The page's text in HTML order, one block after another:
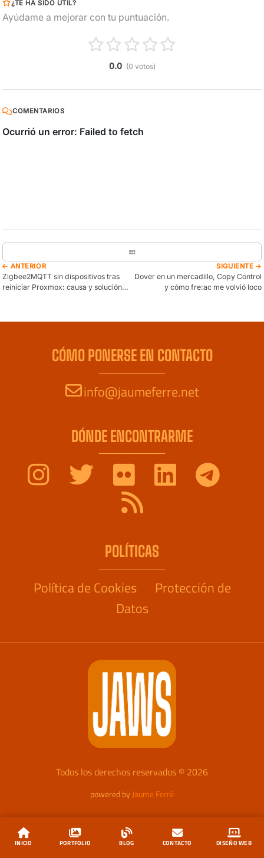
INICIO PORTFOLIO BLOG CONTACTO DISEÑO WEB
¿TE HA SIDO ÚTIL?
Ayúdame a mejorar con tu puntuación.
0.0 (0 votos)
COMENTARIOS
ANTERIOR
Zigbee2MQTT sin dispositivos tras
reiniciar Proxmox: causa y solución
SIGUIENTE
Dover en un mercadillo, Copy Control
y cómo fre:ac me volvió loco
CÓMO PONERSE EN CONTACTO
info@jaumeferre.net
DÓNDE ENCONTRARME
POLÍTICAS
Política de Cookies
Protección de
Datos
Todos los derechos reservados © 2026
powered by Jaume Ferré